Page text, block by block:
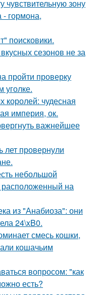
чувствительную зону
- гормона,
поисковики.
сезонов не за
пройти проверку
уголке.
королей: чудесная
империя, ок.
важнейшее
провернули
небольшой
расположенный на
из "Анабиоза": они
24\xB0.
смесь кошки,
кошачьим
вопросом: "как
есть?